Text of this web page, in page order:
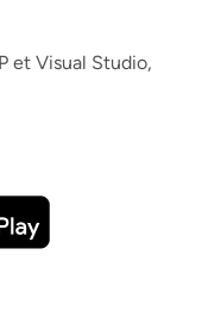
et Visual Studio,